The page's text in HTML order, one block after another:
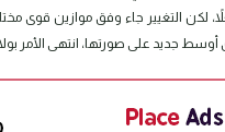
لكن التغيير جاء وفق موازين قوى
أوسط جديد على صورتها، انتهى الأمر